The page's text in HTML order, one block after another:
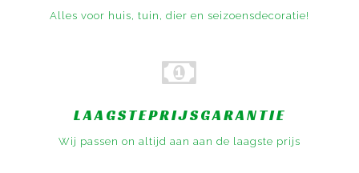
Alles voor huis, tuin, dier en seizoensdecoratie!
LAAGSTEPRIJSGARANTIE
Wij passen on altijd aan aan de laagste prijs